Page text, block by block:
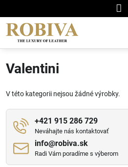
Valentini
V této kategorii nejsou žádné výrobky.
+421 915 286 729
Neváhajte nás kontaktovať
info​@robiva​.sk
Radi Vám poradíme s výberom